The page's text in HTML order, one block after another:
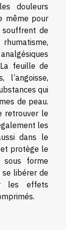
douleurs
même pour
souffrent de
feuille de
qui
de peau.
retrouver le
les
dans le
protège le
sous forme
se libérer de
les effets